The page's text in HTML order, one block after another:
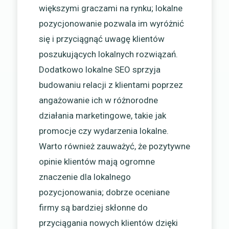
większymi graczami na rynku; lokalne
pozycjonowanie pozwala im wyróżnić
się i przyciągnąć uwagę klientów
poszukujących lokalnych rozwiązań.
Dodatkowo lokalne SEO sprzyja
budowaniu relacji z klientami poprzez
angażowanie ich w różnorodne
działania marketingowe, takie jak
promocje czy wydarzenia lokalne.
Warto również zauważyć, że pozytywne
opinie klientów mają ogromne
znaczenie dla lokalnego
pozycjonowania; dobrze oceniane
firmy są bardziej skłonne do
przyciągania nowych klientów dzięki